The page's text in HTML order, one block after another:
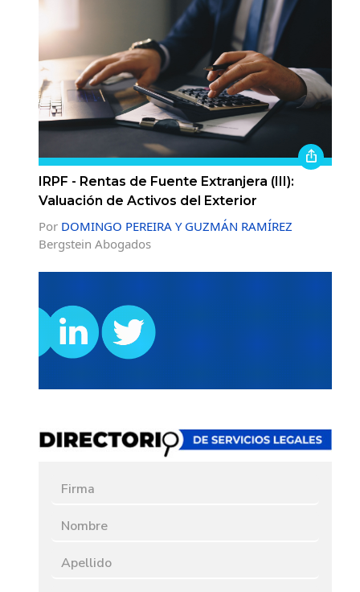
IRPF - Rentas de Fuente Extranjera (III):
Valuación de Activos del Exterior
Por DOMINGO PEREIRA Y GUZMÁN RAMÍREZ
Bergstein Abogados